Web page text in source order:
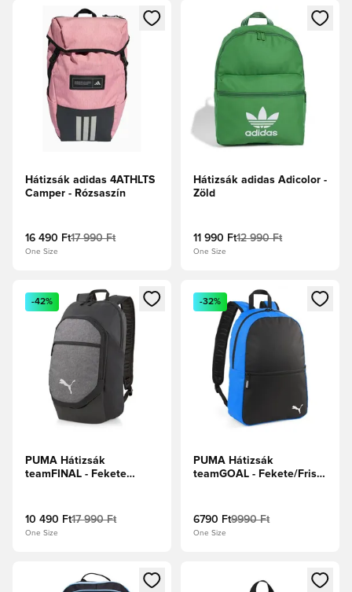
Megnyit egy modált a bejelentkezéshez vagy a tagként
Hátizsák adidas 4ATHLTS
Camper - Rózsaszín
16 490 Ft17 990 Ft
One Size
Megnyit egy modált a
Hátizsák adidas Adicolor -
Zöld
11 990 Ft12 990 Ft
One Size
Megnyit egy modált a bejelentkezéshez vagy a tagként
-42%
PUMA Hátizsák
teamFINAL - Fekete
10 490 Ft17 990 Ft
One Size
Megnyit egy modált a
-32%
PUMA Hátizsák
teamGOAL - Fekete/Friss
6790 Ft9990 Ft
One Size
Megnyit egy modált a bejelentkezéshez vagy a tagként
Megnyit egy modált a